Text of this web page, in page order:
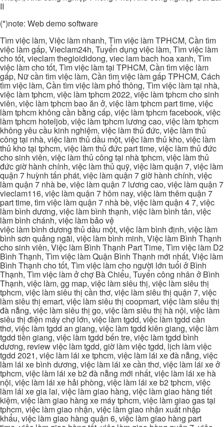
II
(*)note: Web demo software
Tìm việc làm, Việc làm nhanh, Tìm việc làm TPHCM, Cần tìm
việc làm gấp, Vieclam24h, Tuyển dụng việc làm, Tìm việc làm
cho tốt, vieclam thegioididong, viec lam bach hoa xanh, Tìm
việc làm cho tốt, Tìm việc làm tại TPHCM, Cần tìm việc làm
gấp, Nữ cần tìm việc làm, Cần tìm việc làm gấp TPHCM, Cách
tìm việc làm, Cần tìm việc làm phổ thông, Tìm việc làm tại nhà,
việc làm tphcm, việc làm tphcm 2022, việc làm tphcm cho sinh
viên, việc làm tphcm bao ăn ở, việc làm tphcm part time, việc
làm tphcm không cần bằng cấp, việc làm tphcm facebook, việc
làm tphcm hoteljob, việc làm tphcm lương cao, việc làm tphcm
không yêu cầu kinh nghiệm, việc làm thủ đức, việc làm thủ
công tại nhà, việc làm thủ dầu một, việc làm thủ kho, việc làm
thủ kho tại tphcm, việc làm thủ đức part time, việc làm thủ đức
cho sinh viên, việc làm thủ công tại nhà tphcm, việc làm thủ
đức giờ hành chính, việc làm thủ quỹ, việc làm quận 7, việc làm
quận 7 huỳnh tấn phát, việc làm quận 7 giờ hành chính, việc
làm quận 7 nhà be, việc làm quận 7 lương cao, việc làm quận 7
vieclam116, việc làm quận 7 hôm nay, việc làm thêm quận 7
part time, tìm việc làm quận 7 nhà bè, việc làm quận 4 7, việc
làm bình dương, việc làm bình thạnh, việc làm bình tân, việc
làm bình chánh, việc làm bảo vệ
việc làm bình dương thủ dầu một, việc làm bình định, việc làm
bình sơn quảng ngãi, việc làm bình minh, Việc làm Bình Thạnh
cho sinh viên, Việc làm Bình Thạnh Part Time, Tìm việc làm D2
Bình Thạnh, Tìm việc làm Quận Bình Thạnh mới nhất, Việc làm
Bình Thạnh cho tốt, Tìm việc làm cho người lớn tuổi ở Bình
Thạnh, Tìm việc làm ở chợ Bà Chiểu, Tuyển công nhân ở Bình
Thạnh, việc làm, gg map, việc làm siêu thị, việc làm siêu thị
tphcm, việc làm siêu thị cần thơ, việc làm siêu thị quận 7, việc
làm siêu thị emart, việc làm siêu thị coopmart, việc làm siêu thị
đà nẵng, việc làm siêu thị go, việc làm siêu thị hà nội, việc làm
siêu thị điện máy chợ lớn, việc làm tgdd, việc làm tgdd cần
thơ, việc làm tgdd an giang, việc làm tgdd kiên giang, việc làm
tgdd tiền giang, việc làm tgdd bến tre, việc làm tgdd bình
dương, review việc làm tgdd, giờ làm việc tgdd, lịch làm việc
tgdd 2021, việc làm lái xe tphcm, việc làm lái xe đà nẵng, việc
làm lái xe bình dương, việc làm lái xe cần thơ, việc làm lái xe ở
tphcm, việc làm lái xe b2 đà nẵng mới nhất, việc làm lái xe hà
nội, việc làm lái xe hải phòng, việc làm lái xe b2 tphcm, việc
làm lái xe gia lai, việc làm giao hàng, việc làm giao hàng tiết
kiệm, việc làm giao hàng xe máy tphcm, việc làm giao gas tại
tphcm, việc làm giao nhận, việc làm giao nhận xuất nhập
khẩu, việc làm giao hàng quận 6, việc làm giao hàng part